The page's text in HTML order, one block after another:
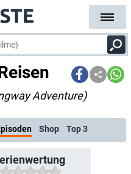
Adventure)
Shop Top 3